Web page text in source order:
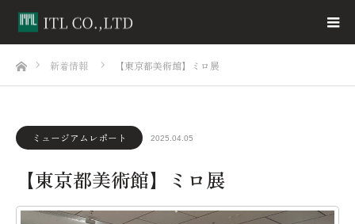
ホーム新着情報 【東京都美術館】ミロ展
ミュージアムレポート 2025.04.05
【東京都美術館】ミロ展